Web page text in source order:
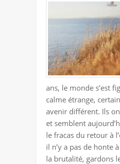
ans, le monde s’est
calme étrange,
avenir différent. Ils
et semblent
le fracas du retour à
il n’y a pas de honte
la brutalité, gardons